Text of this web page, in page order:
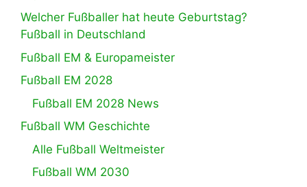
Welcher Fußballer hat heute Geburtstag?
Fußball in Deutschland
Fußball EM & Europameister
Fußball EM 2028
Fußball EM 2028 News
Fußball WM Geschichte
Alle Fußball Weltmeister
Fußball WM 2030